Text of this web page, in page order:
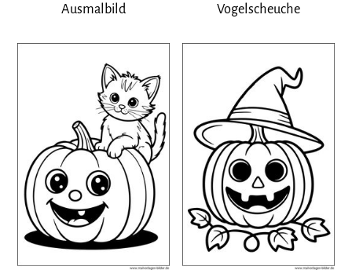
Ausmalbild
Vogelscheuche